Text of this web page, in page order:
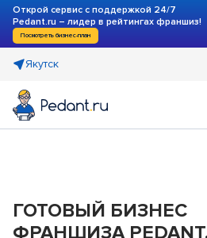
Открой сервис с поддержкой 24/7
Pedant.ru – лидер в рейтингах франшиз!
Посмотреть бизнес-план
Якутск
ГОТОВЫЙ БИЗНЕС
ФРАНШИЗА